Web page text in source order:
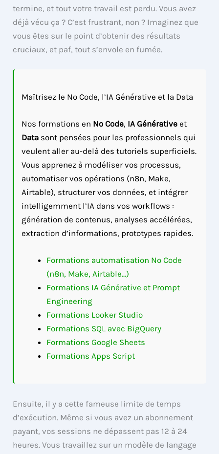
termine, et tout votre travail est perdu. Vous avez
déjà vécu ça ? C’est frustrant, non ? Imaginez que
vous êtes sur le point d’obtenir des résultats
cruciaux, et paf, tout s’envole en fumée.
Maîtrisez le No Code, l’IA Générative et la Data
Nos formations en No Code, IA Générative et
Data sont pensées pour les professionnels qui
veulent aller au-delà des tutoriels superficiels.
Vous apprenez à modéliser vos processus,
automatiser vos opérations (n8n, Make,
Airtable), structurer vos données, et intégrer
intelligemment l’IA dans vos workflows :
génération de contenus, analyses accélérées,
extraction d’informations, prototypes rapides.
Formations automatisation No Code
(n8n, Make, Airtable...)
Formations IA Générative et Prompt
Engineering
Formations Looker Studio
Formations SQL avec BigQuery
Formations Google Sheets
Formations Apps Script
Ensuite, il y a cette fameuse limite de temps
d’exécution. Même si vous avez un abonnement
payant, vos sessions ne dépassent pas 12 à 24
heures. Vous travaillez sur un modèle de langage